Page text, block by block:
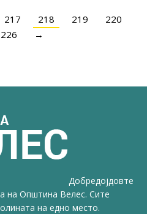
217 218 219
220
226 →
Добредојдовте
на Општина Велес. Сите
на едно место.